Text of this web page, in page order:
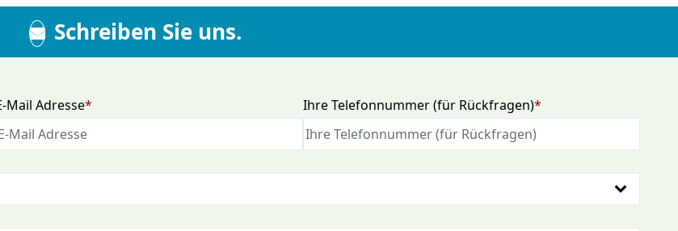
Schreiben Sie uns.
Mail Adresse* Pflichtfeld
Ihre Telefonnummer (für Rückfragen)*